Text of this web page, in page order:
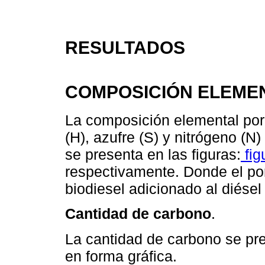
RESULTADOS
COMPOSICIÓN
La composición elemental
(H), azufre (S) y nitrógeno
se presenta en las figuras:
respectivamente. Donde el
biodiesel adicionado al
Cantidad de carbono.
La cantidad de carbono se
en forma gráfica.